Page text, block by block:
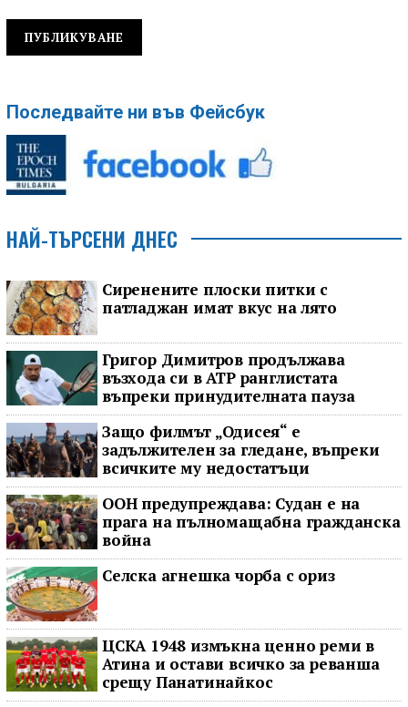
Последвайте ни във Фейсбук
НАЙ-ТЪРСЕНИ ДНЕС
Сиренените плоски питки с
патладжан имат вкус на лято
Григор Димитров продължава
възхода си в ATP ранглистата
въпреки принудителната пауза
Защо филмът „Одисея“ е
задължителен за гледане, въпреки
всичките му недостатъци
ООН предупреждава: Судан е на
прага на пълномащабна гражданска
война
Селска агнешка чорба с ориз
ЦСКА 1948 измъкна ценно реми в
Атина и остави всичко за реванша
срещу Панатинайкос